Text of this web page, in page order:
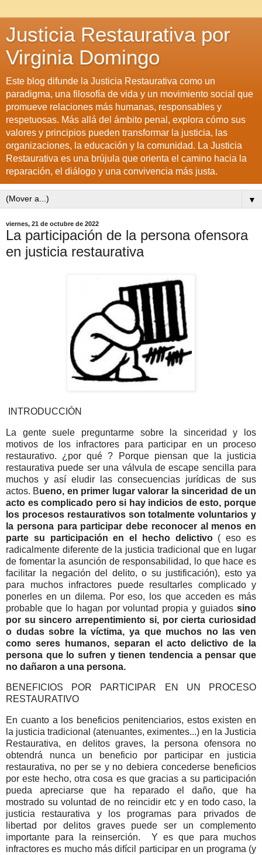
Justicia Restaurativa por
Virginia Domingo
Este blog difunde la Justicia Restaurativa como un
paradigma, una filosofía de vida y un movimiento social que
promueve relaciones más humanas, responsables y
respetuosas. Más allá del ámbito penal, explora cómo sus
valores y principios pueden transformar la justicia, las
organizaciones, la educación y la comunidad. La Justicia
Restaurativa es una brújula que orienta el camino hacia la
reparación, el diálogo y una convivencia más justa.
▼
viernes, 21 de octubre de 2022
La participación de la persona ofensora
en justicia restaurativa
INTRODUCCIÓN
La gente suele preguntarme sobre la sinceridad y los
motivos de los infractores para participar en un proceso
restaurativo. ¿por qué ? Porque piensan que la justicia
restaurativa puede ser una válvula de escape sencilla para
muchos y así eludir las consecuencias jurídicas de sus
actos. Bueno, en primer lugar valorar la sinceridad de un
acto es complicado pero si hay indicios de esto, porque
los procesos restaurativos son totalmente voluntarios y
la persona para participar debe reconocer al menos en
parte su participación en el hecho delictivo( eso es
radicalmente diferente de la justicia tradicional que en lugar
de fomentar la asunción de responsabilidad, lo que hace es
facilitar la negación del delito, o su justificación), esto ya
para muchos infractores puede resultarles complicado y
ponerles en un dilema. Por eso, los que acceden es más
probable que lo hagan por voluntad propia y guiados sino
por su sincero arrepentimiento si, por cierta curiosidad
o dudas sobre la víctima, ya que muchos no las ven
como seres humanos, separan el acto delictivo de la
persona que lo sufren y tienen tendencia a pensar que
no dañaron a una persona.
BENEFICIOS POR PARTICIPAR EN UN PROCESO
RESTAURATIVO
En cuanto a los beneficios penitenciarios, estos existen en
la justicia tradicional (atenuantes, eximentes...) en la Justicia
Restaurativa, en delitos graves, la persona ofensora no
obtendrá nunca un beneficio por participar en justicia
restaurativa, no per se y no debiera concederse beneficios
por este hecho, otra cosa es que gracias a su participación
pueda apreciarse que ha reparado el daño, que ha
mostrado su voluntad de no reincidir etc y en todo caso, la
justicia restaurativa y los programas para privados de
libertad por delitos graves puede ser un complemento
importante para la reinserción. Y es que para muchos
infractores es mucho más difícil participar en un programa (y